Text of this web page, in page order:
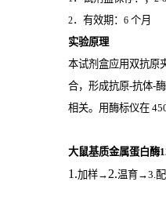
2．有效期： 6 个月
实验原理
本试剂盒应用双抗原
合，形成抗原-抗体-
相关。用酶标仪在
大鼠基质金属蛋白酶
1.加样→ 2.温育→3.